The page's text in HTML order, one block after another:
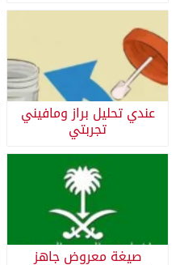
عندي تحليل براز ومافيني
تجربتي
صيغة معروض جاهز